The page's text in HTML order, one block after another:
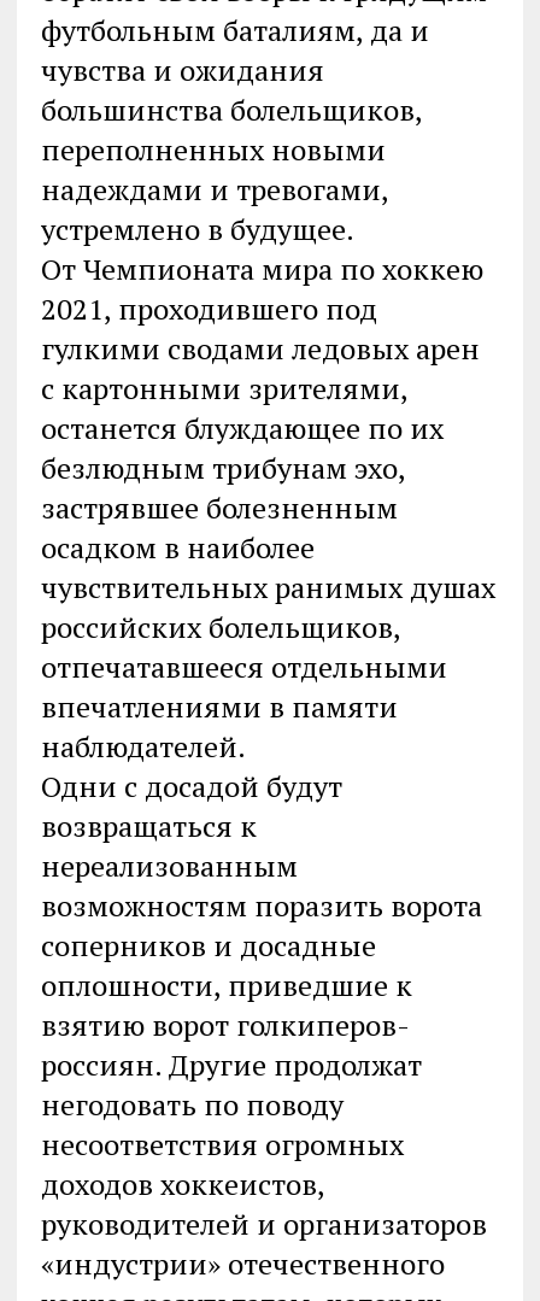
футбольным баталиям, да и
чувства и ожидания
большинства болельщиков,
переполненных новыми
надеждами и тревогами,
устремлено в будущее.
От Чемпионата мира по хоккею
2021, проходившего под
гулкими сводами ледовых арен
с картонными зрителями,
останется блуждающее по их
безлюдным трибунам эхо,
застрявшее болезненным
осадком в наиболее
чувствительных ранимых душах
российских болельщиков,
отпечатавшееся отдельными
впечатлениями в памяти
наблюдателей.
Одни с досадой будут
возвращаться к
нереализованным
возможностям поразить ворота
соперников и досадные
оплошности, приведшие к
взятию ворот голкиперов-
россиян. Другие продолжат
негодовать по поводу
несоответствия огромных
доходов хоккеистов,
руководителей и организаторов
«индустрии» отечественного